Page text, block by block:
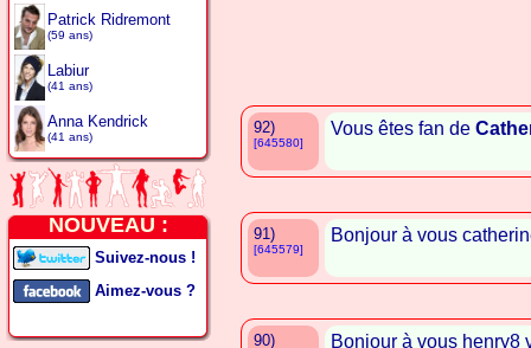
Patrick Ridremont
(59 ans)
Labiur
(41 ans)
Anna Kendrick
(41 ans)
NOUVEAU :
Suivez-nous !
Aimez-vous ?
92)
[645580]
Vous êtes fan de
91)
[645579]
Bonjour à vous
90) Bonjour à vous henry8